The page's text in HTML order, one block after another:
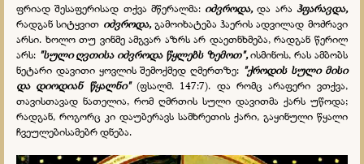
ფრიად შესაფერისად თქვა მწერალმა: იძვროდა, და არა ჰფარავდა,
რადგან სიტყვით იძვროდა, გამოიხატება ჰაერის ადვილად მოძრავი
არსი. ხოლო თუ ვინმე ამგვარ აზრს არ დაეთნხმება, რადგან წერილ
არს: "სული ღვთისა იძვროდა წყლებს ზემოთ",ისმინოს, რას ამბობს
ნეტარი დავითი ყოვლის შემოქმედ ღმერთზე: "ქროდის სული მისი
და დიოდიან წყალნი"(ფსალმ. 147:7). და რომც არაფერი ვთქვა,
თავისთავად ნათელია, რომ ღმრთის სული დავითმა ქარს უწოდა;
რადგან, როგორც კი დაუბერავს სამხრეთის ქარი, გაყინული წყალი
ჩვეულებისამებრ დნება.